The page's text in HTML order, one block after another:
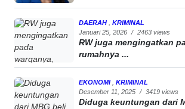
DAERAH
KRIMINAL
Januari 25, 2026 / 2463 views
RW juga mengingatkan
rumahnya ...
EKONOMI
KRIMINAL
Desember 11, 2025 / 3419 views
Diduga keuntungan dari